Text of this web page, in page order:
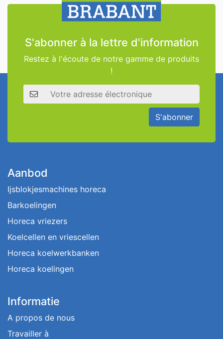
S'abonner à la lettre d'information
Restez à l'écoute de notre gamme de produits
!
Adresse électronique
S'abonner
Aanbod
Ijsblokjesmachines horeca
Barkoelingen
Horeca vriezers
Koelcellen en vriescellen
Horeca koelwerkbanken
Horeca koelingen
Informatie
A propos de nous
Travailler à